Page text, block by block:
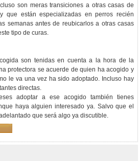
son meras transiciones a otras casas de
que están especializadas en perros recién
semanas antes de reubicarlos a otras casas
tipo de curas.
son tenidas en cuenta a la hora de la
protectora se acuerde de quien ha acogido y
le va una vez ha sido adoptado. Incluso hay
directas.
adoptar a ese acogido también tienes
haya alguien interesado ya. Salvo que el
que será algo ya discutible.